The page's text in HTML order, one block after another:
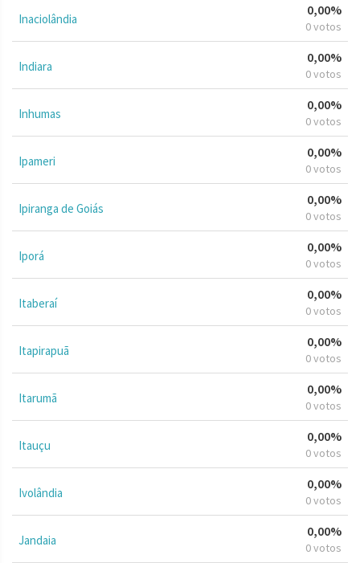
Inaciolândia
0,00%
0 votos
Indiara
0,00%
0 votos
Inhumas
0,00%
0 votos
Ipameri
0,00%
0 votos
Ipiranga de Goiás
0,00%
0 votos
Iporá
0,00%
0 votos
Itaberaí
0,00%
0 votos
Itapirapuã
0,00%
0 votos
Itarumã
0,00%
0 votos
Itauçu
0,00%
0 votos
Ivolândia
0,00%
0 votos
Jandaia
0,00%
0 votos